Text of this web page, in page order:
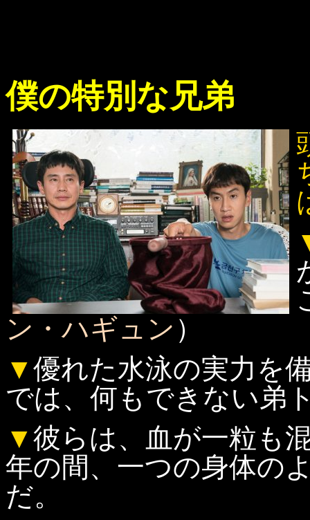
僕の特別な兄弟
ン・ハギュン ）
▼優れた水泳の実力を
では、何もできない弟
▼彼らは、血が一粒も
年の間、一つの身体の
だ。